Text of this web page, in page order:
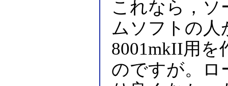
これなら，
ムソフトの人
8001mkII用
のですが。ロ